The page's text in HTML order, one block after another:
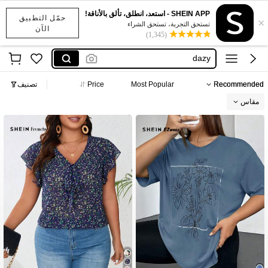
حمّل التطبيق
الآن
×
SHEIN APP - استعد، انطلق، تألق بالأناقة!
تستحق التجربة، تستحق الشراء
(1,345)
فساتين قياس كبير
motf
dazy
anewsta
motf
Recommended
Most Popular
Price تصنيف
مقاس